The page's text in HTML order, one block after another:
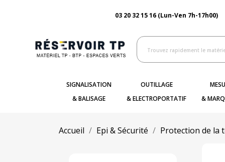
03 20 32 15 16 (Lun-Ven 7h-17h00)
SIGNALISATION
& BALISAGE
OUTILLAGE
& ELECTROPORTATIF
&
Accueil Epi & Sécurité Protection de la